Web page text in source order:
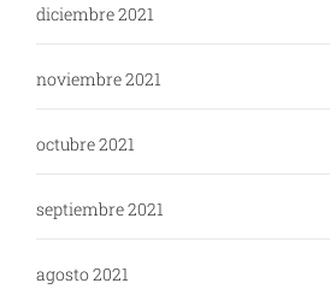
diciembre 2021
noviembre 2021
octubre 2021
septiembre 2021
agosto 2021